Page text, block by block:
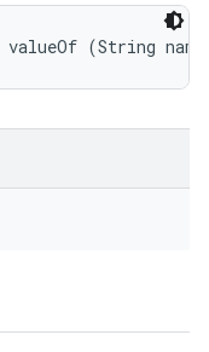
valueOf (String